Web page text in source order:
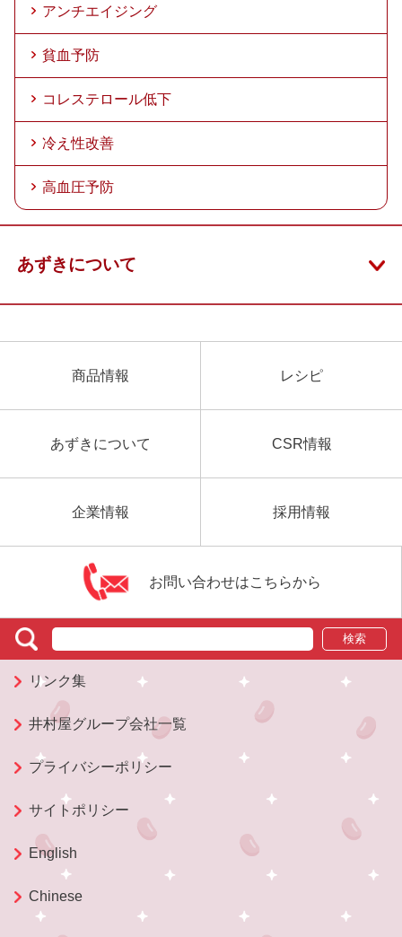
アンチエイジング
貧血予防
コレステロール低下
冷え性改善
高血圧予防
あずきについて
商品情報 レシピ
あずきについて CSR情報
企業情報 採用情報
お問い合わせはこちらから
検索
リンク集
井村屋グループ会社一覧
プライバシーポリシー
サイトポリシー
English
Chinese